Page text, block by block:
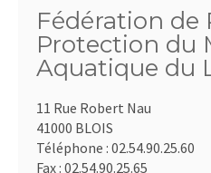
Fédération de
Protection du
Aquatique du
11 Rue Robert Nau
41000 BLOIS
Téléphone : 02.54.90.25.60
Fax : 02.54.90.25.65